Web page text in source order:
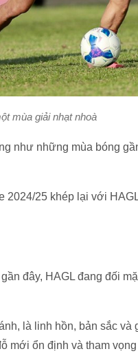
mùa giải nhạt nhoà
như những mùa bóng
2024/25 khép lại với
đây, HAGL đang đối
là linh hồn, bản sắc và
mới ổn định và tham